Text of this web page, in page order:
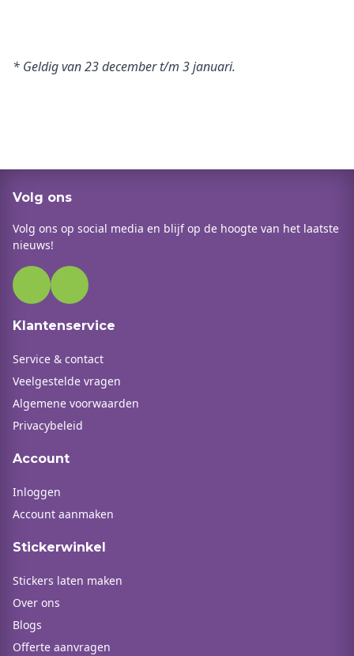
* Geldig van 23 december t/m 3 januari.
Volg ons
Volg ons op social media en blijf op de hoogte van het laatste
nieuws!
Klantenservice
Service & contact
Veelgestelde vragen
Algemene voorwaarden
Privacybeleid
Account
Inloggen
Account aanmaken
Stickerwinkel
Stickers laten maken
Over ons
Blogs
Offerte aanvragen